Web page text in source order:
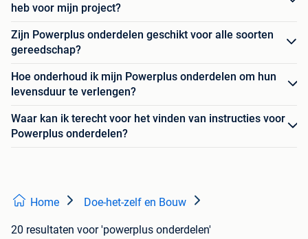
heb voor mijn project?
Zijn Powerplus onderdelen geschikt voor alle soorten
gereedschap?
Hoe onderhoud ik mijn Powerplus onderdelen om hun
levensduur te verlengen?
Waar kan ik terecht voor het vinden van instructies voor
Powerplus onderdelen?
Home Doe-het-zelf en Bouw
20 resultaten voor 'powerplus onderdelen'